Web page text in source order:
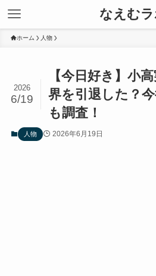
なえむ
ホーム 人物
【今日好き】小
界を引退した？
も調査！
2026
6/19
人物 2026年6月19日